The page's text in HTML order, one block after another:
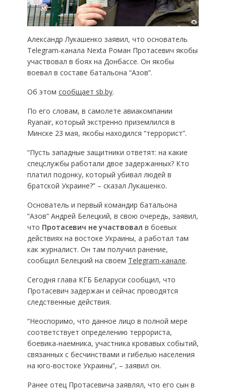
Александр Лукашенко заявил, что основатель
Telegram-канала Nexta Роман Протасевич якобы
участвовал в боях на Донбассе. Он якобы
воевал в составе батальона “Азов”.
Об этом сообщает sb.by.
По его словам, в самолете авиакомпании
Ryanair, который экстренно приземлился в
Минске 23 мая, якобы находился “террорист”.
“Пусть западные защитники ответят: на какие
спецслужбы работали двое задержанных? Кто
платил подонку, который убивал людей в
братской Украине?” – сказал Лукашенко.
Основатель и первый командир батальона
“Азов” Андрей Белецкий, в свою очередь, заявил,
что Протасевич не участвовал в боевых
действиях на востоке Украины, а работал там
как журналист. Он там получил ранение,
сообщил Белецкий на своем Telegram-канале.
Сегодня глава КГБ Беларуси сообщил, что
Протасевич задержан и сейчас проводятся
следственные действия.
“Неоспоримо, что данное лицо в полной мере
соответствует определению террориста,
боевика-наемника, участника кровавых событий,
связанных с бесчинствами и гибелью населения
на юго-востоке Украины”, – заявил он.
Ранее отец Протасевича заявлял, что его сын в